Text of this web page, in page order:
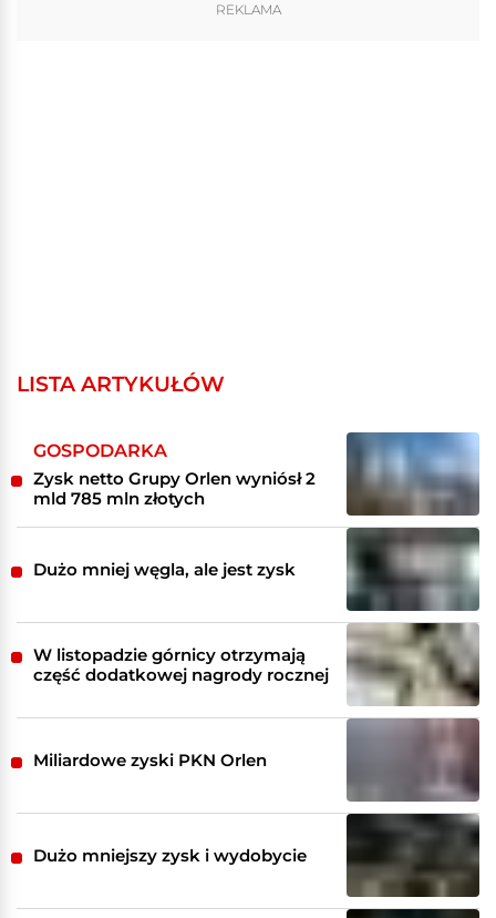
REKLAMA
LISTA ARTYKUŁÓW
GOSPODARKA
Zysk netto Grupy Orlen wyniósł 2
mld 785 mln złotych
Dużo mniej węgla, ale jest zysk
W listopadzie górnicy otrzymają
część dodatkowej nagrody rocznej
Miliardowe zyski PKN Orlen
Dużo mniejszy zysk i wydobycie